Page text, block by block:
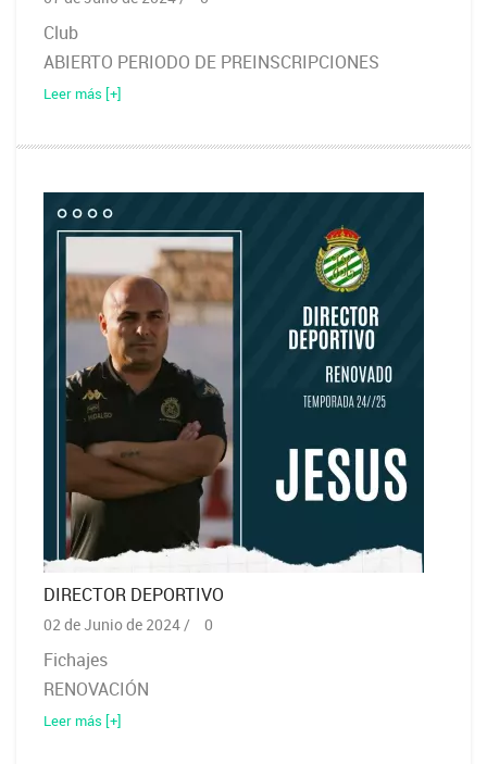
Club
ABIERTO PERIODO DE PREINSCRIPCIONES
Leer más [+]
DIRECTOR DEPORTIVO
02 de Junio de 2024 / 0
Fichajes
RENOVACIÓN
Leer más [+]